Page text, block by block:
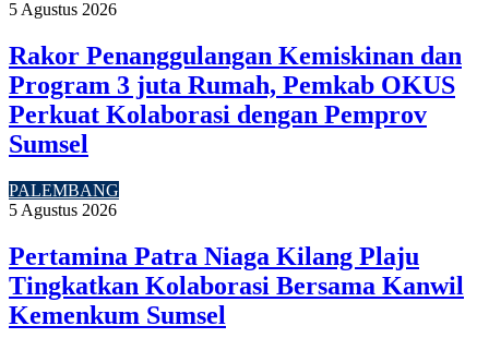
5 Agustus 2026
Rakor Penanggulangan Kemiskinan dan
Program 3 juta Rumah, Pemkab OKUS
Perkuat Kolaborasi dengan Pemprov
Sumsel
PALEMBANG
5 Agustus 2026
Pertamina Patra Niaga Kilang Plaju
Tingkatkan Kolaborasi Bersama Kanwil
Kemenkum Sumsel